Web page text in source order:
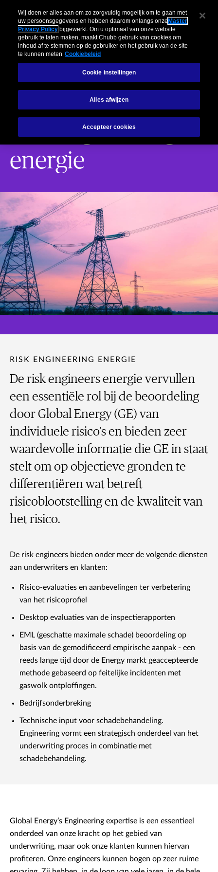
Particulieren Insights Schadebehandeling
Risk engineering energie
Risk engineering
energie
RISK ENGINEERING ENERGIE
De risk engineers energie vervullen
een essentiële rol bij de beoordeling
door Global Energy (GE) van
individuele risico’s en bieden zeer
waardevolle informatie die GE in staat
stelt om op objectieve gronden te
differentiëren wat betreft
risicoblootstelling en de kwaliteit van
het risico.
De risk engineers bieden onder meer de volgende diensten
aan underwriters en klanten:
Risico-evaluaties en aanbevelingen ter verbetering
van het risicoprofiel
Desktop evaluaties van de inspectierapporten
EML (geschatte maximale schade) beoordeling op
basis van de gemodificeerd empirische aanpak - een
reeds lange tijd door de Energy markt geaccepteerde
methode gebaseerd op feitelijke incidenten met
gaswolk ontploffingen.
Bedrijfsonderbreking
Technische input voor schadebehandeling.
Engineering vormt een strategisch onderdeel van het
underwriting proces in combinatie met
schadebehandeling.
Global Energy’s Engineering expertise is een essentieel
onderdeel van onze kracht op het gebied van
underwriting, maar ook onze klanten kunnen hiervan
profiteren. Onze engineers kunnen bogen op zeer ruime
Wij doen er alles aan om zo zorgvuldig mogelijk om te gaan met
uw persoonsgegevens en hebben daarom onlangs onze Master
Privacy Policy bijgewerkt. Om u optimaal van onze website
gebruik te laten maken, maakt Chubb gebruik van cookies om
inhoud af te stemmen op de gebruiker en het gebruik van de site
te kunnen meten Cookiebeleid
Cookie instellingen
Alles afwijzen
Accepteer cookies